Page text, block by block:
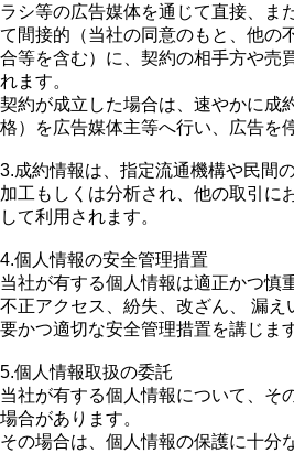
ラシ等の広告媒体を通じて直接、ま
て間接的（当社の同意のもと、他の
合等を含む）に、契約の相手方や売
れます。
契約が成立した場合は、速やかに成
格）を広告媒体主等へ行い、広告を
3.成約情報は、指定流通機構や民間
加工もしくは分析され、他の取引に
して利用されます。
4.個人情報の安全管理措置
当社が有する個人情報は適正かつ慎
不正アクセス、紛失、改ざん、 漏え
要かつ適切な安全管理措置を講じます
5.個人情報取扱の委託
当社が有する個人情報について、そ
場合があります。
その場合は、個人情報の保護に十分